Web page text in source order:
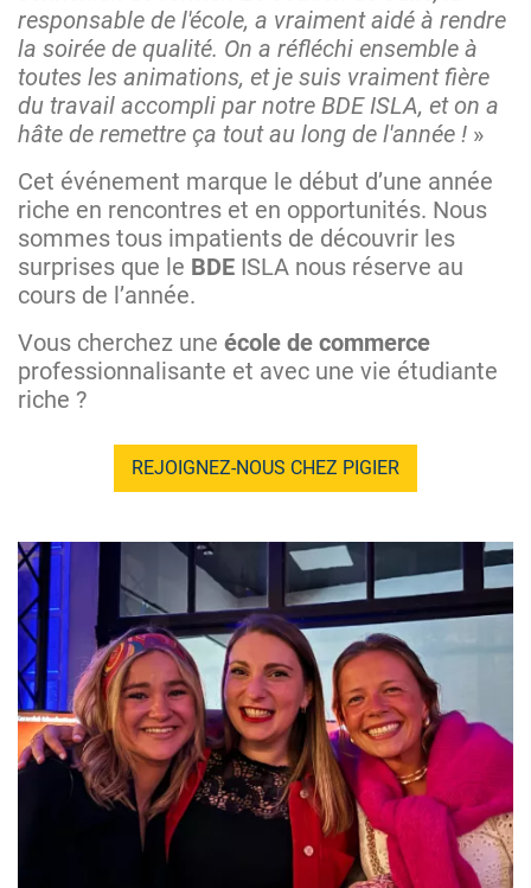
responsable de l'école, a vraiment aidé à rendre
la soirée de qualité. On a réfléchi ensemble à
toutes les animations, et je suis vraiment fière
du travail accompli par notre BDE ISLA, et on a
hâte de remettre ça tout au long de l'année ! »
Cet événement marque le début d’une année
riche en rencontres et en opportunités. Nous
sommes tous impatients de découvrir les
surprises que le BDE ISLA nous réserve au
cours de l’année.
Vous cherchez une école de commerce
professionnalisante et avec une vie étudiante
riche ?
REJOIGNEZ-NOUS CHEZ PIGIER